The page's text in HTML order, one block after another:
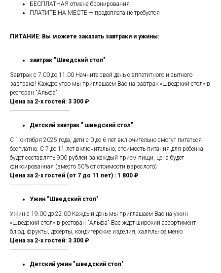
БЕСПЛАТНАЯ отмена бронирования
ПЛАТИТЕ НА МЕСТЕ — предоплата не требуется
ПИТАНИЕ: Вы можете заказать завтраки и ужины:
завтрак "Шведский стол"
Завтрак с 7.00 до 11.00 Начните свой день с аппетитного и сытного
завтрака! Каждое утро мы приглашаем Вас на завтрак «Шведский стол» в
ресторан "Альфа"
Цена за 2-х гостей: 3 300 ₽
----------------------------------------
Детский завтрак " шведский стол"
С 1 октября 2025 года, дети с 0 до 6 лет включительно смогут питаться
бесплатно. С 7 до 11 лет включительно, стоимость питания для ребенка
будет составлять 900 рублей за каждый прием пищи, цена будет
фиксированная (вместо 50% от стоимости взрослого)
Цена за 2-х гостей (от 7 до 11 лет) : 1 800 ₽
----------------------------------------
Ужин "Шведский стол"
Ужин с 19.00 до 22.00 Каждый день мы приглашаем Вас на ужин
«Шведский стол» в ресторан "Альфа" Вас ждет широкий ассортимент
блюд, фрукты, десерты, кондитерские изделия, халяльное меню
Цена за 2-х гостей: 3 300 ₽
----------------------------------------
Детский ужин "шведский стол"